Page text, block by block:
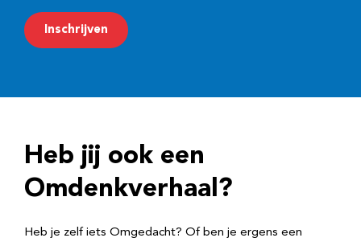
m
a
r
e
Inschrijven
Heb jij ook een
Omdenkverhaal?
Heb je zelf iets Omgedacht? Of ben je ergens een